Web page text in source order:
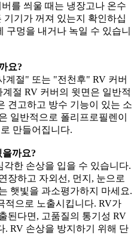
를 씌울 때는 냉장고나 온수
기가 꺼져 있는지 확인하십
구멍을 내거나 녹일 수 있습니
요?
계절" 또는 "전천후" RV 커버
절 RV 커버의 윗면은 일반적
견고하고 방수 기능이 있는 소
일반적으로 폴리프로필렌이
만들어집니다.
까요?
한 손상을 입을 수 있습니다.
장하고 자외선, 먼지, 눈으로
햇빛을 과소평가하지 마세요.
적으로 노출시킵니다. RV가
된다면, 고품질의 통기성 RV
. RV 손상을 방지하기 위해 단